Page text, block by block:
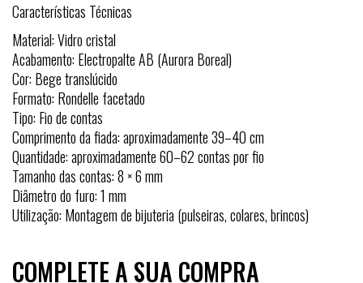
Características Técnicas
Material: Vidro cristal
Acabamento: Electropalte AB (Aurora Boreal)
Cor: Bege translúcido
Formato: Rondelle facetado
Tipo: Fio de contas
Comprimento da fiada: aproximadamente 39–40 cm
Quantidade: aproximadamente 60–62 contas por fio
Tamanho das contas: 8 × 6 mm
Diâmetro do furo: 1 mm
Utilização: Montagem de bijuteria (pulseiras, colares, brincos)
COMPLETE A SUA COMPRA